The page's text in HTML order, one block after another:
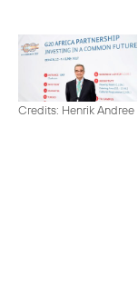
Credits: Henrik Andree